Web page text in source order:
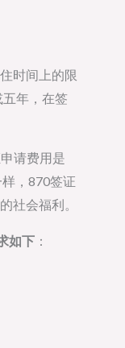
时间上的限
年，在签
请费用是
，870签证
社会福利。
如下 ：